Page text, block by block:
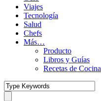
Viajes
Tecnología
Salud
Chefs
Más…
Producto
Libros y Guías
Recetas de Cocina